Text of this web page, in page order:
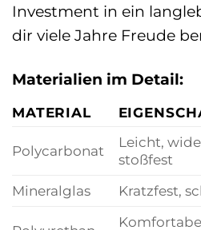
Investment in ein
dir viele Jahre Freude
Materialien im Detail:
MATERIAL
Polycarbonat
Leicht,
stoßfest
Mineralglas
Kratzfest,